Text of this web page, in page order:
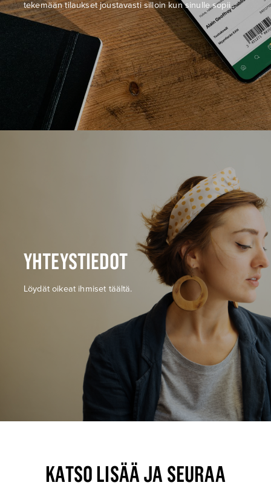
tekemään tilaukset joustavasti silloin kun sinulle sopii.
YHTEYSTIEDOT
Löydät oikeat ihmiset täältä.
KATSO LISÄÄ JA SEURAA